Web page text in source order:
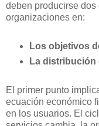
deben producirse
organizaciones en:
Los objetivos
La distribución
El primer punto
ecuación económico
en los usuarios. El